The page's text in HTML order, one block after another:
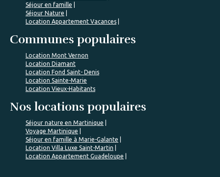
Séjour en famille
Séjour Nature
Location Appartement Vacances
Communes populaires
Location Mont Vernon
Location Diamant
Location Fond Saint- Denis
Location Sainte-Marie
Location Vieux-Habitants
Nos locations populaires
Séjour nature en Martinique
Voyage Martinique
Séjour en famille à Marie-Galante
Location Villa Luxe Saint-Martin
Location Appartement Guadeloupe